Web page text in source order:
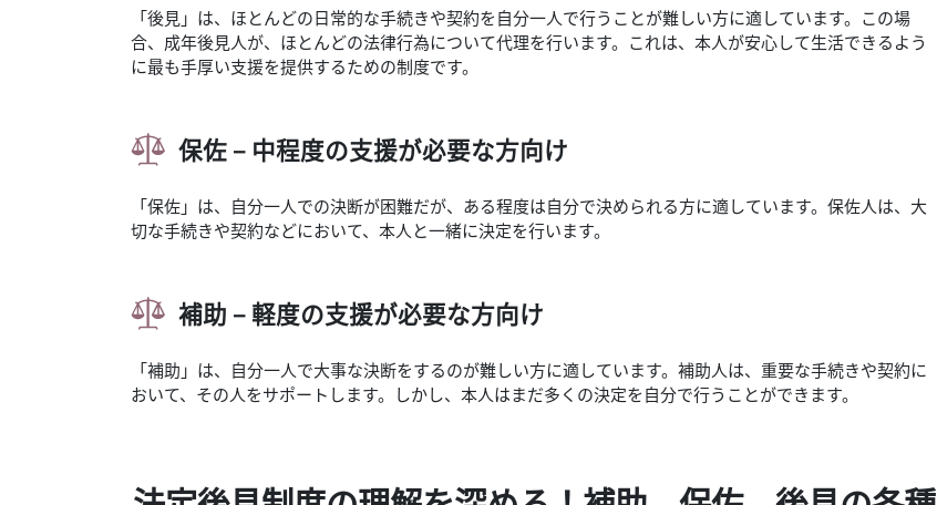
「後見」は、ほとんどの日常的な手続きや契約を自分一人で行うことが難しい方に適しています。この場
合、成年後見人が、ほとんどの法律行為について代理を行います。これは、本人が安心して生活できるよう
に最も手厚い支援を提供するための制度です。
保佐 – 中程度の支援が必要な方向け
「保佐」は、自分一人での決断が困難だが、ある程度は自分で決められる方に適しています。保佐人は、大
切な手続きや契約などにおいて、本人と一緒に決定を行います。
補助 – 軽度の支援が必要な方向け
「補助」は、自分一人で大事な決断をするのが難しい方に適しています。補助人は、重要な手続きや契約に
おいて、その人をサポートします。しかし、本人はまだ多くの決定を自分で行うことができます。